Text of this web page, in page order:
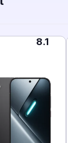
8.1